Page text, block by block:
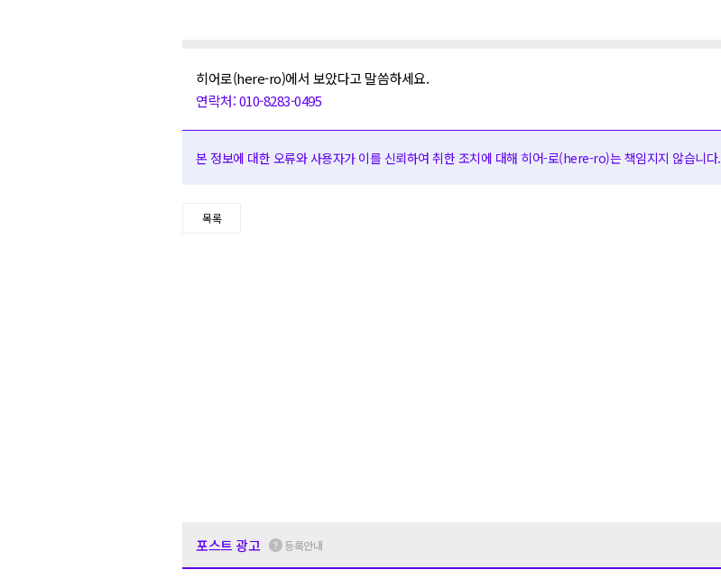
히어로(here-ro)에서 보았다고 말씀하세요.
연락처: 010-8283-0495
본 정보에 대한 오류와 사용자가 이를 신뢰하여 취한 조치에 대해 히어-로(here-ro)는 책임지지 않습니다.
목록
포스트 광고 등록안내